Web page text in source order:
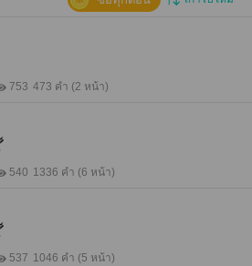
ลูก้า’ เจ้าของคลับ ที่วันนั้นทำหน้าที่บาร์เท
"ฉัน อยากจ้างนาย มาเป็นคู่นอน คืน
ะ…ฉันเป็นบาร์เทนเดอร์ ไม่ใช่บาร์โฮสต์!!" .
753 473 คำ (2 หน้า)
540 1336 คำ (6 หน้า)
537 1046 คำ (5 หน้า)